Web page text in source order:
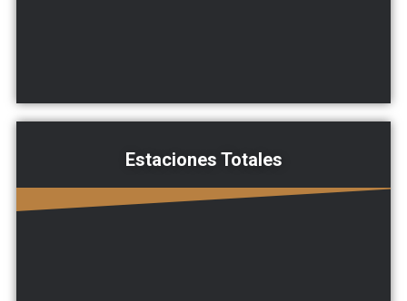
Estaciones Totales